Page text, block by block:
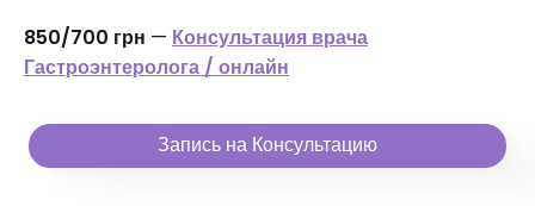
850/700 грн — Консультация врача
Гастроэнтеролога / онлайн
Запись на Консультацию